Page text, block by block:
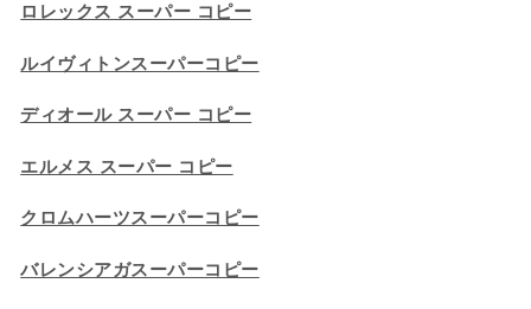
ロレックス スーパー コピー
ルイヴィトンスーパーコピー
ディオール スーパー コピー
エルメス スーパー コピー
クロムハーツスーパーコピー
バレンシアガスーパーコピー